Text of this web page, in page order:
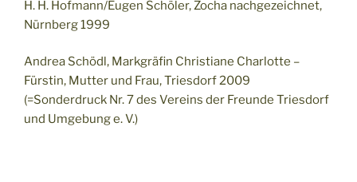
H. H. Hofmann/Eugen Schöler, Zocha nachgezeichnet,
Nürnberg 1999
Andrea Schödl, Markgräfin Christiane Charlotte –
Fürstin, Mutter und Frau, Triesdorf 2009
(=Sonderdruck Nr. 7 des Vereins der Freunde Triesdorf
und Umgebung e. V.)